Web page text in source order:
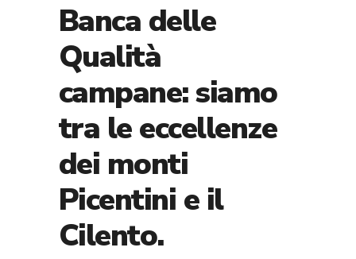
Banca delle
Qualità
campane: siamo
tra le eccellenze
dei monti
Picentini e il
Cilento.